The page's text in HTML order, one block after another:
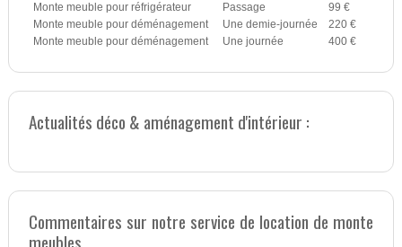
Monte meuble pour réfrigérateur
Passage
99 €
Monte meuble pour déménagement
Une demie-journée
220 €
Monte meuble pour déménagement
Une journée 400 €
Actualités déco & aménagement d'intérieur :
Commentaires sur notre service de location de monte